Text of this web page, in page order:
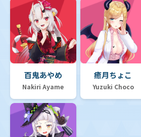
【hSD08】スタートデッキ 白 天
【hSD07】スタートデッキ 黄 不
【hSD06】スタートデッキ 緑 風
百鬼あやめ
Nakiri Ayame
癒月ちょこ
Yuzuki Choco